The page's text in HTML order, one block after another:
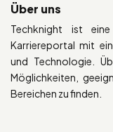
Über uns
Techknight ist
Karriereportal mit
und Technologie.
Möglichkeiten,
Bereichen zu finden.